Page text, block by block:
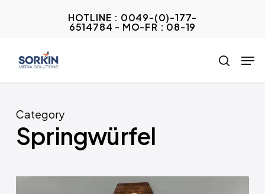
content
HOTLINE : 0049-(0)-177-
6514784 - MO-FR : 08-19
search
Category
Springwürfel
Menu